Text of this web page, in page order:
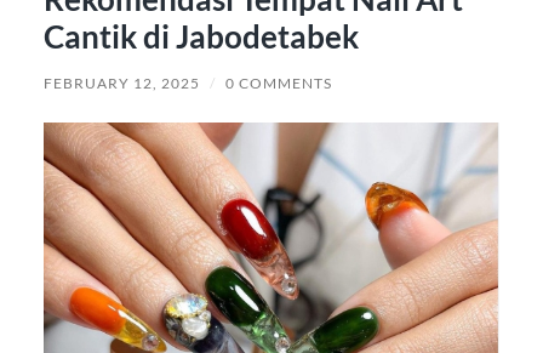
Cantik di Jabodetabek
FEBRUARY 12, 2025 / 0 COMMENTS